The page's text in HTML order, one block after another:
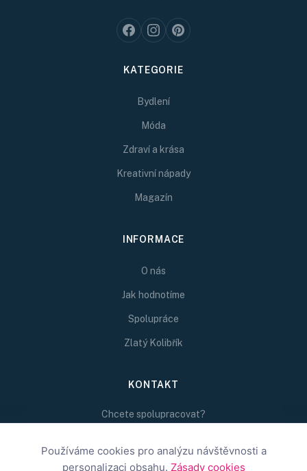
KATEGORIE
Bydlení
Móda
Zdraví a krása
Kreativní nápady
Magazín
INFORMACE
O nás
Jak hodnotíme
Spolupráce
Zlatý Kolibřík
KONTAKT
Chcete spolupracovat?
redakce@inspirativni.cz
Používáme cookies pro analýzu návštěvnosti a
personalizaci obsahu. Zásady cookies